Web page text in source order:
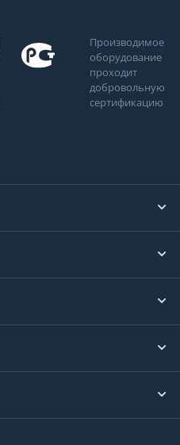
Производимое
оборудование
проходит
добровольную
сертификацию